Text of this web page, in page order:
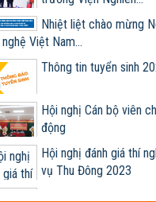
Việt Nam...
Thông tin tuyển sinh
Hội nghị đánh giá thí
Giống ngô lai TM181